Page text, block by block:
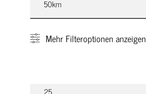
Mehr Filteroptionen anzeigen